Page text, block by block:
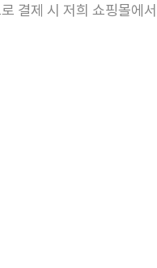
결제 시 저희 쇼핑몰에